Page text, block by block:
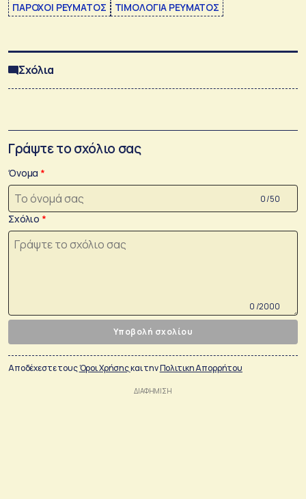
ΠΑΡΟΧΟΙ ΡΕΥΜΑΤΟΣ ΤΙΜΟΛΟΓΙΑ ΡΕΥΜΑΤΟΣ
Σχόλια
Γράψτε το σχόλιο σας
Όνομα
0 /50
Σχόλιο
0 /2000
Υποβολή σχολίου
Αποδέχεστε τουςΌροι Χρήσηςκαι τηνΠολιτικη Απορρήτου